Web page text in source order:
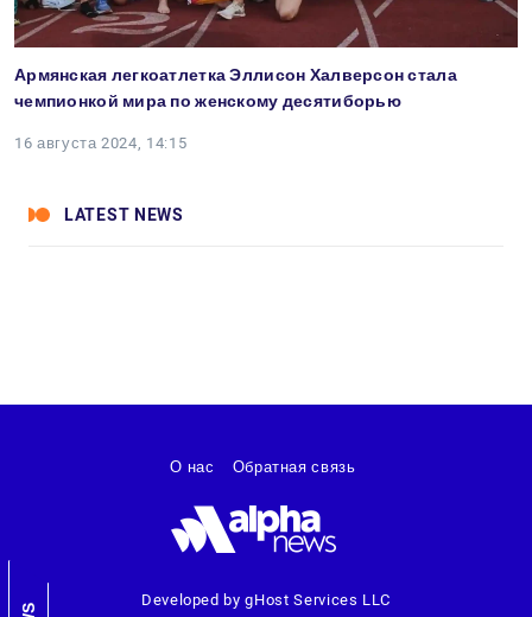
Армянская легкоатлетка Эллисон Халверсон стала
чемпионкой мира по женскому десятиборью
16 августа 2024, 14:15
LATEST NEWS
Developed by gHost Services LLC
О нас Обратная связь